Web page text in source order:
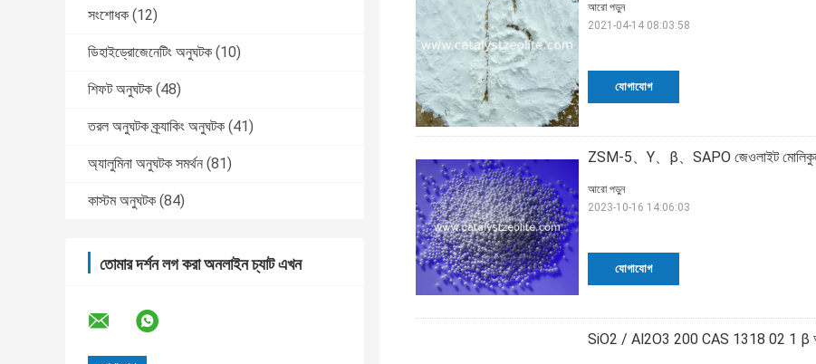
সংশোধক (12)
ডিহাইড্রোজেনেটিং অনুঘটক (10)
শিফট অনুঘটক (48)
তরল অনুঘটক ক্র্যাকিং অনুঘটক (41)
অ্যালুমিনা অনুঘটক সমর্থন (81)
কাস্টম অনুঘটক (84)
তোমার দর্শন লগ করা অনলাইন চ্যাট এখন
যোগাযোগ
আরো পড়ুন
2021-04-14 08:03:58
ZSM-5、Y、β、SAPO জেওলাইট মোলিকুলার
যোগাযোগ
আরো পড়ুন
2023-10-16 14:06:03
SiO2 / Al2O3 200 CAS 1318 02 1 β